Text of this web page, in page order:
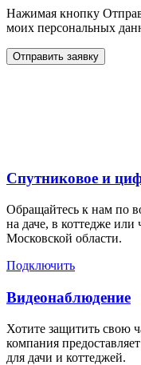
Нажимая кнопку
моих персональных
Отправить заявку
Спутниковое и
Обращайтесь к нам по
на даче, в коттедже или
Московской области.
Подключить
Видеонаблюдение
Хотите защитить свою
компания
для дачи и коттеджей.